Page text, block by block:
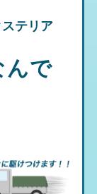
テリア
んで